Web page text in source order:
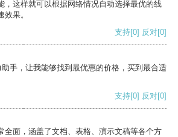
，这样就可以根据网络情况自动选择最优的线
果。
支持[0] 反对[0]
手，让我能够找到最优惠的价格，买到最合适
支持[0] 反对[0]
全面，涵盖了文档、表格、演示文稿等各个方